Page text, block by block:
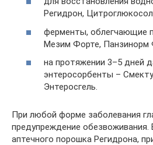
Регидрон,
ферменты, облегчающие
Мезим Форте, Панзинорм
на протяжении 3–5 дней
энтеросорбенты –
Энтеросгель.
При любой форме заболевания
предупреждение обезвоживания.
аптечного порошка Регидрона,